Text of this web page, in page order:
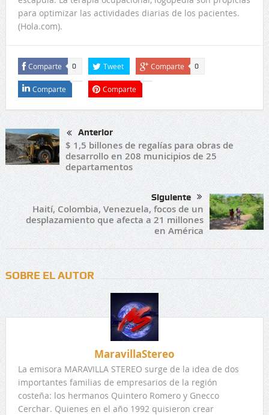
para optimizar las actividades diarias de los pacientes.
(Hola.com).
Comparte 0 Tweet Comparte 0
Comparte Comparte
Anterior
$ 1,5 billones de regalías para obras de
desarrollo en 208 municipios de 25
departamentos
Siguiente
Haití, Colombia, Venezuela, focos de un
desplazamiento que afecta a 21 millones
en América
SOBRE EL AUTOR
MaravillaStereo
La emisora MARAVILLA STEREO surge de la idea de dos
importantes familias de empresarios de la región
costeña: los hermanos Quintero Romero y Gnecco
Cerchar. Quienes en el año 1992 quisieron crear